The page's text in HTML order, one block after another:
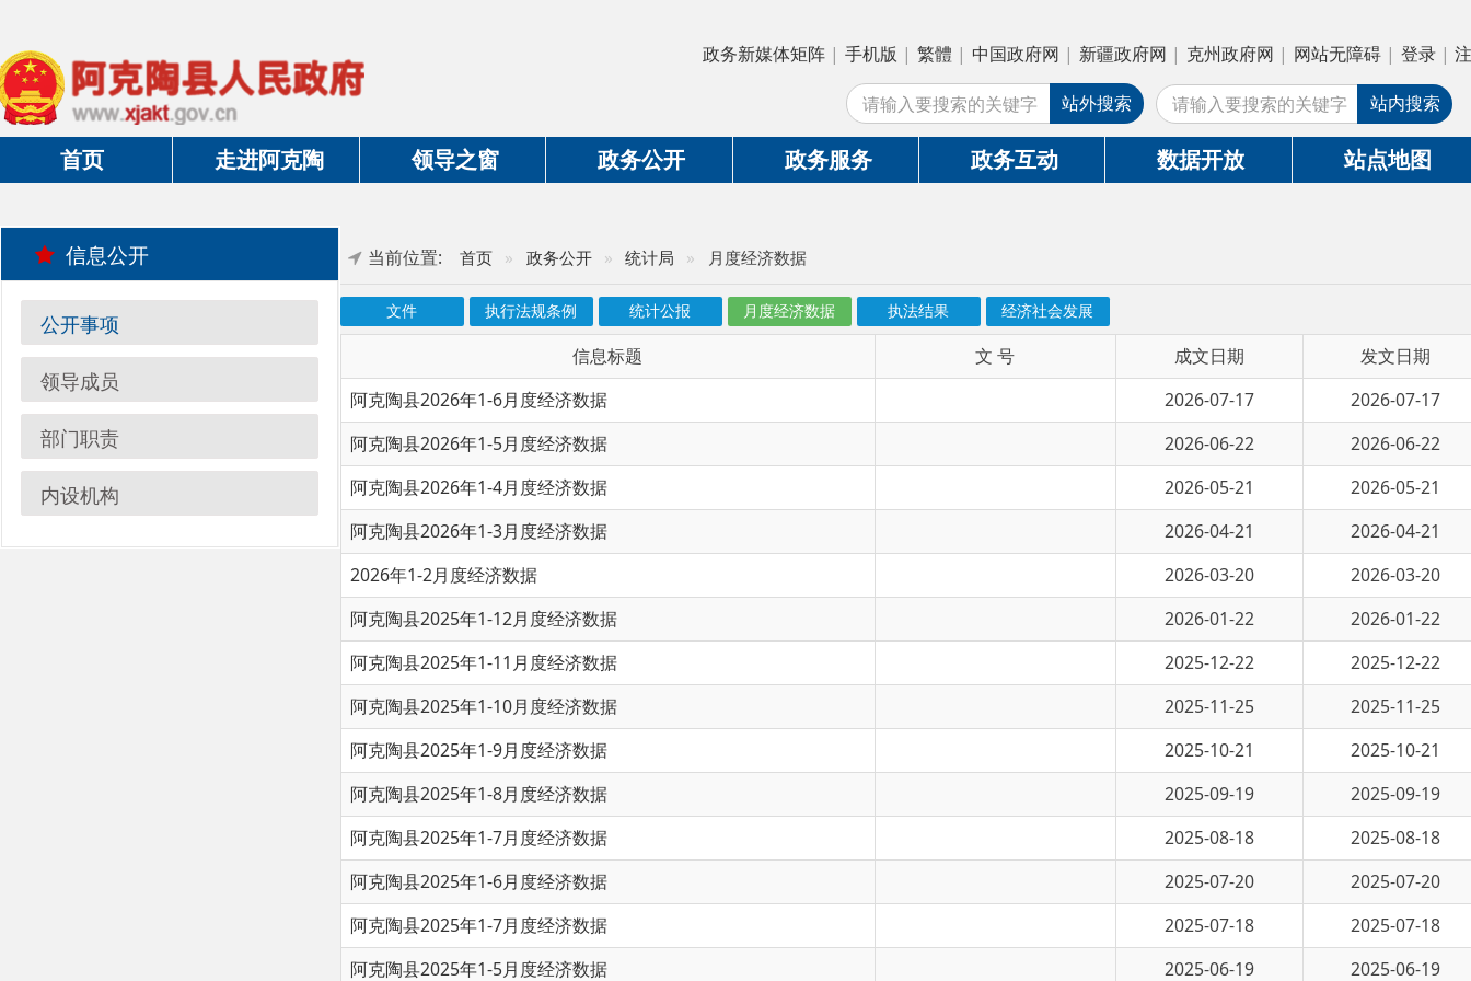
政务新媒体矩阵 | 手机版| 繁體 | 中国政府网| 新疆政府网| 克州政府网 | 网站无障碍| 登录| 注册
首页 走进阿克陶 领导之窗 政务公开 政务服务 政务互动 数据开放 站点地图
站外搜索 站内搜索
信息公开
公开事项
领导成员
部门职责
内设机构
当前位置:
信息标题 文 号 成文日期
阿克陶县2026年1-6月度经济数据
2026-07-17
阿克陶县2026年1-5月度经济数据
2026-06-22
阿克陶县2026年1-4月度经济数据
阿克陶县2026年1-3月度经济数据
2026-04-21
2026-04-21
2026年1-2月度经济数据
2026-03-20 2026-03-20
阿克陶县2025年1-12月度经济数据 2026-01-22
2026-01-22
阿克陶县2025年1-11月度经济数据
2025-12-22
阿克陶县2025年1-10月度经济数据
2025-11-25
阿克陶县2025年1-9月度经济数据
2025-10-21
阿克陶县2025年1-8月度经济数据 2025-09-19
阿克陶县2025年1-7月度经济数据 2025-08-18
阿克陶县2025年1-6月度经济数据 2025-07-20
2025-07-20
阿克陶县2025年1-7月度经济数据
2025-07-18 2025-07-18
阿克陶县2025年1-5月度经济数据 2025-06-19 2025-06-19
阿克陶县2025年1-4月度经济数据
首页 上一页 1 2 3 下一页 尾页 共 75 条 / 共 5 页 跳转至 页 GO